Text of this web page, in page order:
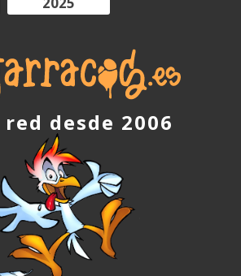
red desde 2006